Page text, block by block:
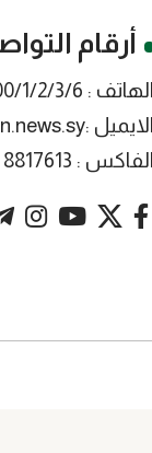
أرقام
الهاتف : 2131100/1/2/3/6 -011
الايميل :admin@tishreen.news.sy
الفاكس : 8817613